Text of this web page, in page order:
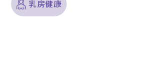
乳房健康